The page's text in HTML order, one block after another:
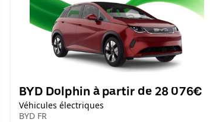
BYD Dolphin à partir de 28 076€
Véhicules électriques
BYD FR